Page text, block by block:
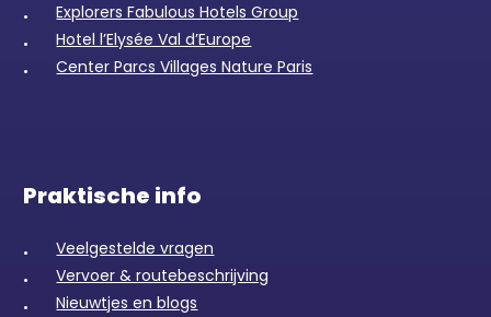
Explorers Fabulous Hotels Group
Hotel l’Elysée Val d’Europe
Center Parcs Villages Nature Paris
Praktische info
Veelgestelde vragen
Vervoer & routebeschrijving
Nieuwtjes en blogs